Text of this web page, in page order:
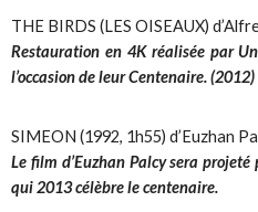
THE BIRDS (LES OISEAUX)
Restauration en 4K réalisée par
l’occasion de leur Centenaire. (2012)
SIMEON (1992, 1h55) d’Euzhan
Le film d’Euzhan Palcy sera
qui 2013 célèbre le centenaire.